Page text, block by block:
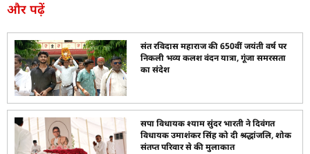
और पढ़ें
संत रविदास महाराज की 650वीं जयंती वर्ष पर
निकली भव्य कलश वंदन यात्रा, गूंजा समरसता
का संदेश
सपा विधायक श्याम सुंदर भारती ने दिवंगत
विधायक उमाशंकर सिंह को दी श्रद्धांजलि, शोक
संतप्त परिवार से की मुलाकात